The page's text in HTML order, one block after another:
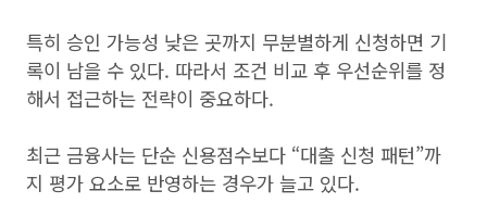
특히 승인 가능성 낮은 곳까지 무분별하게 신청하면 기
록이 남을 수 있다. 따라서 조건 비교 후 우선순위를 정
해서 접근하는 전략이 중요하다.
최근 금융사는 단순 신용점수보다 “대출 신청 패턴”까
지 평가 요소로 반영하는 경우가 늘고 있다.